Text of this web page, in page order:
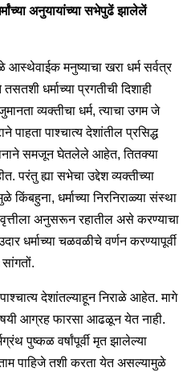
अनुयायांच्या सभेपुढें झालेलें
आस्थेवाईक मनुष्याचा खरा धर्म सर्वत्र
धर्माच्या प्रगतीची दिशाही
व्यक्तीचा धर्म, त्याचा उगम जे
पाश्चात्य देशांतील प्रसिद्ध
मानाने समजून घेतलेले आहेत, तितक्या
परंतु ह्या सभेचा उद्देश व्यक्तीच्या
किंबहुना, धर्माच्या निरनिराळ्या संस्था
अनुसरून रहातील असे करण्याचा
धर्माच्या चळवळीचे वर्णन करण्यापूर्वी
देशांतल्याहून निराळे आहेत. मागे
आग्रह फारसा आढळून येत नाही.
पुष्कळ वर्षांपूर्वी मृत झालेल्या
पाहिजे तशी करता येत असल्यामुळे